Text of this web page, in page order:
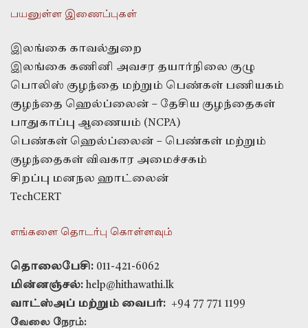
பயனுள்ள இணைப்புகள்
இலங்கை காவல்துறை
இலங்கை கணினி அவசர தயார்நிலை குழு
பொலிஸ் குழந்தை மற்றும் பெண்கள் பணியகம்
குழந்தை ஹெல்ப்லைன் – தேசிய குழந்தைகள்
பாதுகாப்பு ஆணையம் (NCPA)
பெண்கள் ஹெல்ப்லைன் – பெண்கள் மற்றும்
குழந்தைகள் விவகார அமைச்சகம்
சிறப்பு மனநல ஹாட்லைன்
TechCERT
எங்களை தொடர்பு கொள்ளவும்
தொலைபேசி: 011-421-6062
மின்னஞ்சல்: help@hithawathi.lk
வாட்ஸ்அப் மற்றும் வைபர்: +94 77 771 1199
வேலை நேரம்: